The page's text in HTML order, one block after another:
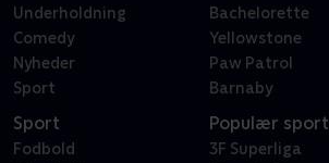
Underholdning
Comedy
Nyheder
Sport
Bachelorette
Yellowstone
Paw Patrol
Barnaby
Sport
Fodbold
Populær sport
3F Superliga